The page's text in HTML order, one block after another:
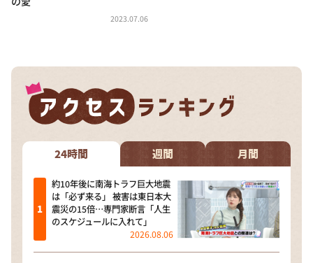
教えて！ニュースライブ 正義のミカタ
ＬＩＦＥ～夢のカタチ～
新婚さんいらっしゃい！
ポツンと一軒家
ザキ山小屋本館
ぺこぱのまるスポ
2023.07.06
24時間 週間 月間
約10年後に南海トラフ巨大地震
は「必ず来る」 被害は東日本大
震災の15倍…専門家断言「人生
のスケジュールに入れて」
2026.08.06